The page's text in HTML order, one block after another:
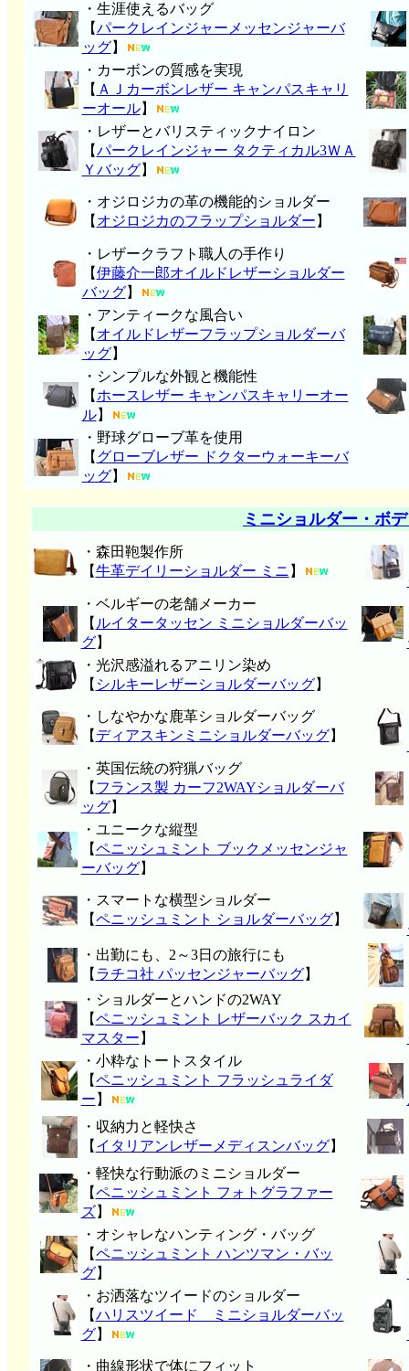
・生涯使えるバッグ
【パークレインジャーメッセンジャーバ
ッグ】
・カーボンの質感を実現
【 ＡＪカーボンレザー キャンパスキャリ
ーオール】
・レザーとバリスティックナイロン
【パークレインジャー タクティカル3ＷＡ
Ｙバッグ】
・オジロジカの革の機能的ショルダー
【 オジロジカのフラップショルダー 】
・レザークラフト職人の手作り
【伊藤介一郎オイルドレザーショルダー
バッグ】
・アンティークな風合い
【 オイルドレザーフラップショルダーバ
ッグ】
・シンプルな外観と機能性
【 ホースレザー キャンパスキャリーオー
ル】
・野球グローブ革を使用
【 グローブレザー ドクターウォーキーバ
ッグ】
ミニショルダー・ボ
・森田鞄製作所
【牛革デイリーショルダー ミニ 】
・ベルギーの老舗メーカー
【 ルイタータッセン ミニショルダーバッ
グ】
・光沢感溢れるアニリン染め
【 シルキーレザーショルダーバッグ】
・しなやかな鹿革ショルダーバッグ
【 ディアスキンミニショルダーバッグ】
・英国伝統の狩猟バッグ
【 フランス製 カーフ2WAYショルダーバ
ッグ】
・ユニークな縦型
【ペニッシュミント ブックメッセンジャ
ーバッグ】
・スマートな横型ショルダー
【ペニッシュミント ショルダーバッグ】
・出勤にも、2～3日の旅行にも
【 ラチコ社 パッセンジャーバッグ】
・ショルダーとハンドの2WAY
【ペニッシュミント レザーバック スカイ
マスター 】
・小粋なトートスタイル
【ペニッシュミント フラッシュライダ
ー 】
・収納力と軽快さ
【 イタリアンレザーメディスンバッグ】
・軽快な行動派のミニショルダー
【ペニッシュミント フォトグラファー
ズ】
・オシャレなハンティング・バッグ
【ペニッシュミント ハンツマン・バッ
グ】
・お洒落なツイードのショルダー
【ハリスツイード ミニショルダーバッ
グ】
・曲線形状で体にフィット